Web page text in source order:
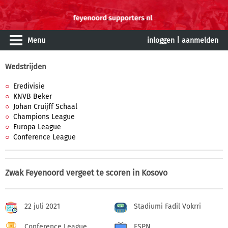
Menu inloggen aanmelden
Wedstrijden
Eredivisie
KNVB Beker
Johan Cruijff Schaal
Champions League
Europa League
Conference League
Zwak Feyenoord vergeet te scoren in Kosovo
22 juli 2021 Stadiumi Fadil Vokrri